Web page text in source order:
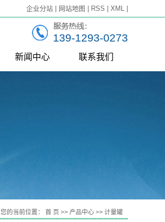
企业分站 网站地图 RSS XML
139-1293-0273
新闻中心
公司新闻
联系我们
您的当前位置： 首 页 >> 产品中心 >> 计量罐